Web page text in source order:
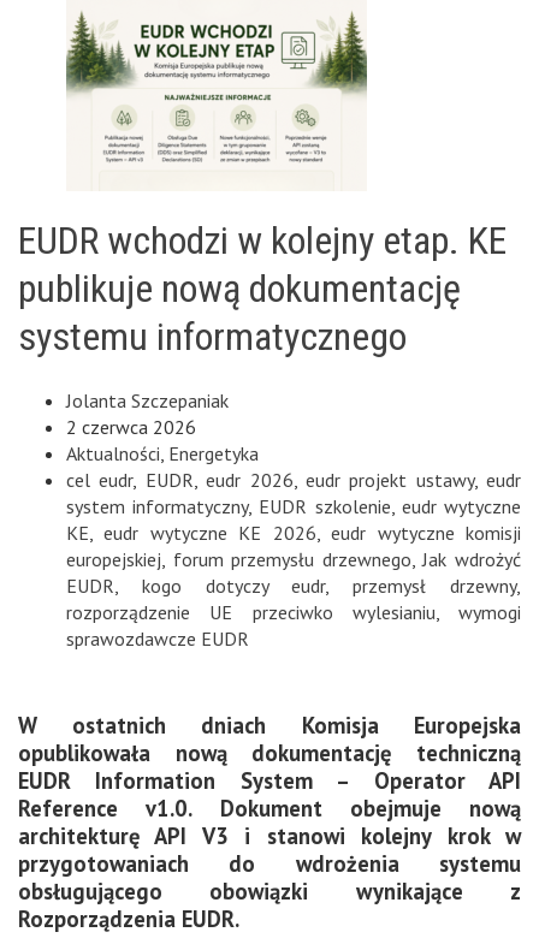
EUDR wchodzi w kolejny etap. KE
publikuje nową dokumentację
systemu informatycznego
Jolanta Szczepaniak
2 czerwca 2026
Aktualności Energetyka
cel eudr, EUDR ,eudr 2026 eudr projekt ustawy, eudr
system informatyczny, EUDR szkolenie eudr wytyczne
KE ,eudr wytyczne KE 2026 ,eudr wytyczne komisji
europejskiej forum przemysłu drzewnego ,Jak wdrożyć
EUDR
kogo dotyczy eudr,przemysł drzewny,
rozporządzenie UE przeciwko wylesianiu
wymogi
sprawozdawcze EUDR
W ostatnich dniach Komisja Europejska
opublikowała nową dokumentację techniczną
EUDR Information System – Operator API
Reference v1.0. Dokument obejmuje nową
architekturę API V3 i stanowi kolejny krok w
przygotowaniach do wdrożenia systemu
obsługującego obowiązki wynikające z
Rozporządzenia EUDR.